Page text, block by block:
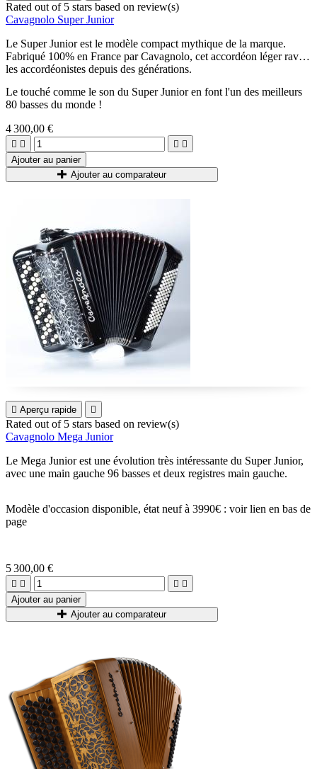
Rated out of 5 stars based on review(s)
Cavagnolo Super Junior
Le Super Junior est le modèle compact mythique de la marque.
Fabriqué 100% en France par Cavagnolo, cet accordéon léger ravit
les accordéonistes depuis des générations.
Le touché comme le son du Super Junior en font l'un des meilleurs
80 basses du monde !
4 300,00 €
   
Ajouter au panier
Ajouter au comparateur
 Aperçu rapide 
Rated out of 5 stars based on review(s)
Cavagnolo Mega Junior
Le Mega Junior est une évolution très intéressante du Super Junior,
avec une main gauche 96 basses et deux registres main gauche.
Modèle d'occasion disponible, état neuf à 3990€ : voir lien en bas de
page
5 300,00 €
   
Ajouter au panier
Ajouter au comparateur